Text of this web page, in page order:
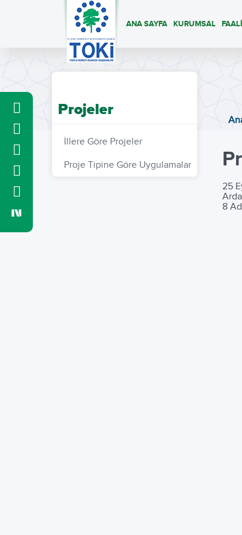
ANA SAYFA KURUMSAL
Projeler
İllere Göre Projeler
Proje Tipine Göre Uygulamalar
25
8